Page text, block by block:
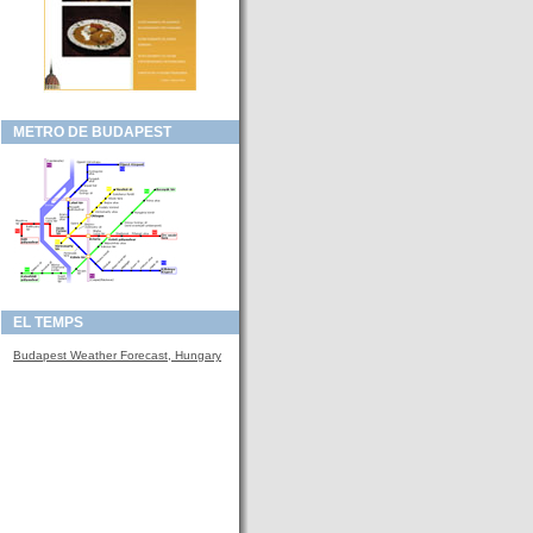
METRO DE BUDAPEST
EL TEMPS
Budapest Weather Forecast, Hungary